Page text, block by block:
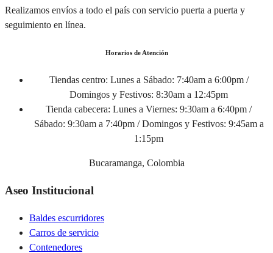
Realizamos envíos a todo el país con servicio puerta a puerta y
seguimiento en línea.
Horarios de Atención
Tiendas centro: Lunes a Sábado: 7:40am a 6:00pm /
Domingos y Festivos: 8:30am a 12:45pm
Tienda cabecera: Lunes a Viernes: 9:30am a 6:40pm /
Sábado: 9:30am a 7:40pm / Domingos y Festivos: 9:45am a
1:15pm
Bucaramanga, Colombia
Aseo Institucional
Baldes escurridores
Carros de servicio
Contenedores